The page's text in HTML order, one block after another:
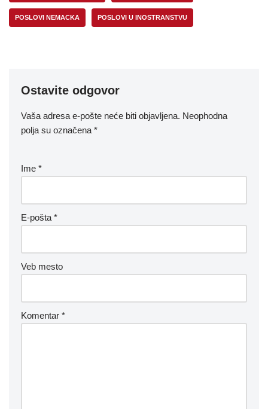
POSLOVI NEMACKA POSLOVI U INOSTRANSTVU
Ostavite odgovor
Vaša adresa e-pošte neće biti objavljena. Neophodna
polja su označena *
Ime *
E-pošta *
Veb mesto
Komentar *